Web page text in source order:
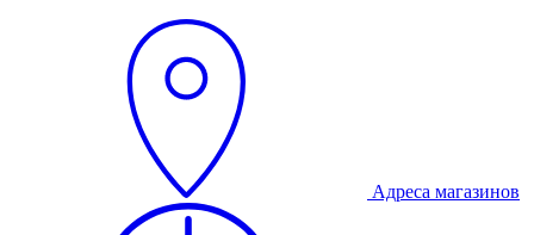
Адреса магазинов